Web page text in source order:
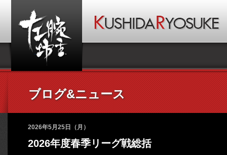
ブログ&ニュース
2026年5月25日（月）
2026年度春季リーグ戦総括